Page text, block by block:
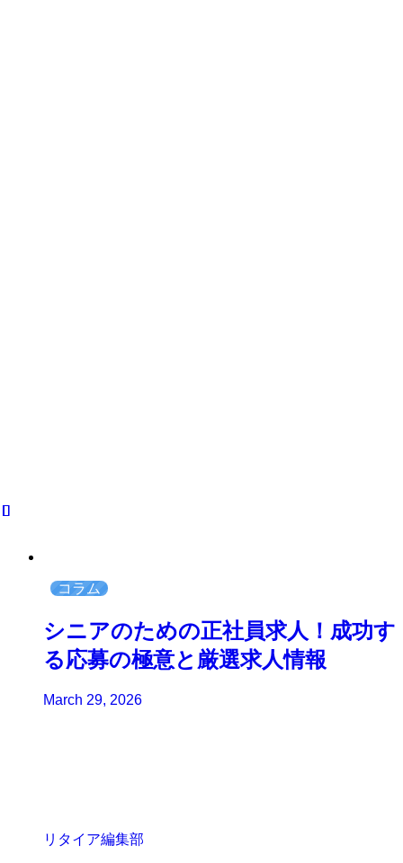
コラム
シニアのための正社員求人！成功す
る応募の極意と厳選求人情報
March 29, 2026
リタイア編集部